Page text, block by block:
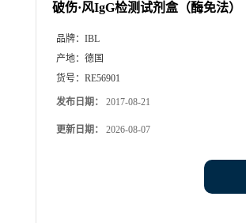
破伤·风IgG检测试剂盒（酶免法）
品牌： IBL
产地： 德国
货号： RE56901
发布日期： 2017-08-21
更新日期： 2026-08-07